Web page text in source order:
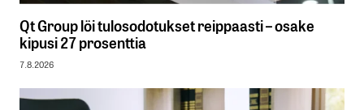
Qt Group löi tulosodotukset reippaasti – osake
kipusi 27 prosenttia
7.8.2026